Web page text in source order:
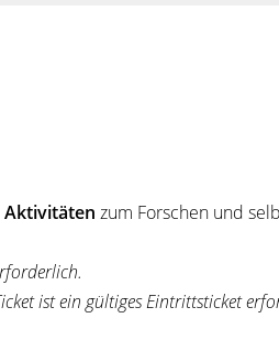
Aktivitäten zum Forschen und
ist ein gültiges Eintrittsticket